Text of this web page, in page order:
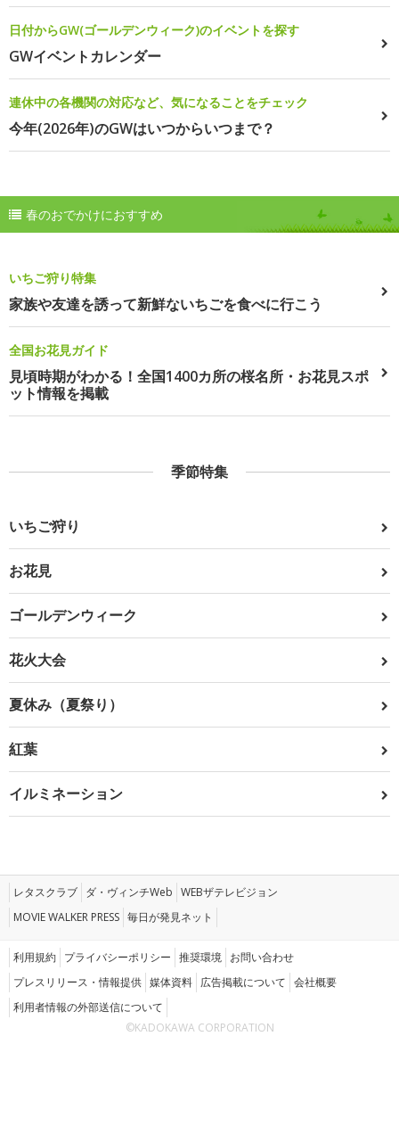
日付からGW(ゴールデンウィーク)のイベントを探す
GWイベントカレンダー
連休中の各機関の対応など、気になることをチェック
今年(2026年)のGWはいつからいつまで？
春のおでかけにおすすめ
いちご狩り特集
家族や友達を誘って新鮮ないちごを食べに行こう
全国お花見ガイド
見頃時期がわかる！全国1400カ所の桜名所・お花見スポ
ット情報を掲載
季節特集
いちご狩り
お花見
ゴールデンウィーク
花火大会
夏休み（夏祭り）
紅葉
イルミネーション
レタスクラブ ダ・ヴィンチWeb WEBザテレビジョン
MOVIE WALKER PRESS 毎日が発見ネット
利用規約 プライバシーポリシー 推奨環境 お問い合わせ
プレスリリース・情報提供 媒体資料 広告掲載について 会社概要
利用者情報の外部送信について
©KADOKAWA CORPORATION